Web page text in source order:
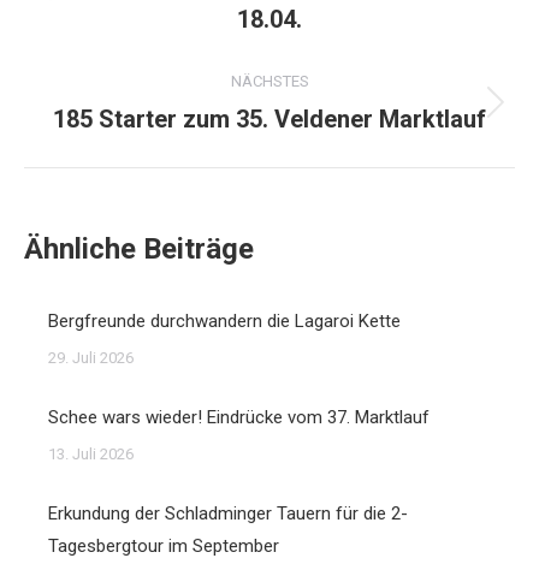
Beitrag:
18.04.
NÄCHSTES
Nächster
185 Starter zum 35. Veldener Marktlauf
Ähnliche Beiträge
Bergfreunde durchwandern die Lagaroi Kette
29. Juli 2026
Schee wars wieder! Eindrücke vom 37. Marktlauf
13. Juli 2026
Erkundung der Schladminger Tauern für die 2-
Tagesbergtour im September